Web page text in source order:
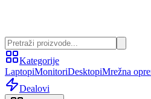
Kategorije
LaptopiMonitoriDesktopiMrežna
Dealovi